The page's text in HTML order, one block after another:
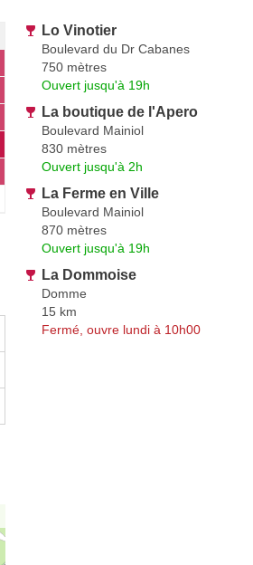
Lo Vinotier
Boulevard du Dr Cabanes
750 mètres
Ouvert jusqu'à 19h
La boutique de l'Apero
Boulevard Mainiol
830 mètres
Ouvert jusqu'à 2h
La Ferme en Ville
Boulevard Mainiol
870 mètres
Ouvert jusqu'à 19h
La Dommoise
Domme
15 km
Fermé, ouvre lundi à 10h00